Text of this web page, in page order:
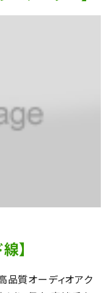
】
品質オーディオアク